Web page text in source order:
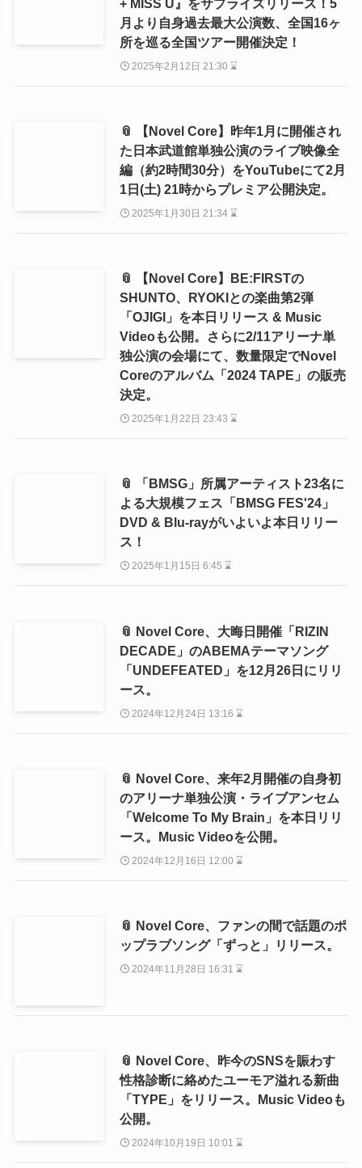
+ MISS U』をサプライズリリース！5
月より自身過去最大公演数、全国16ヶ
所を巡る全国ツアー開催決定！
2025年2月12日 21:30 ⌛
📎 【Novel Core】昨年1月に開催され
た日本武道館単独公演のライブ映像全
編（約2時間30分）をYouTubeにて2月
1日(土) 21時からプレミア公開決定。
2025年1月30日 21:34 ⌛
📎 【Novel Core】BE:FIRSTの
SHUNTO、RYOKIとの楽曲第2弾
「OJIGI」を本日リリース & Music
Videoも公開。さらに2/11アリーナ単
独公演の会場にて、数量限定でNovel
Coreのアルバム「2024 TAPE」の販売
決定。
2025年1月22日 23:43 ⌛
📎 「BMSG」所属アーティスト23名に
よる大規模フェス「BMSG FES'24」
DVD & Blu-rayがいよいよ本日リリー
ス！
2025年1月15日 6:45 ⌛
📎 Novel Core、大晦日開催「RIZIN
DECADE」のABEMAテーマソング
「UNDEFEATED」を12月26日にリリ
ース。
2024年12月24日 13:16 ⌛
📎 Novel Core、来年2月開催の自身初
のアリーナ単独公演・ライブアンセム
「Welcome To My Brain」を本日リリ
ース。Music Videoを公開。
2024年12月16日 12:00 ⌛
📎 Novel Core、ファンの間で話題のポ
ップラブソング「ずっと」リリース。
2024年11月28日 16:31 ⌛
📎 Novel Core、昨今のSNSを賑わす
性格診断に絡めたユーモア溢れる新曲
「TYPE」をリリース。Music Videoも
公開。
2024年10月19日 10:01 ⌛